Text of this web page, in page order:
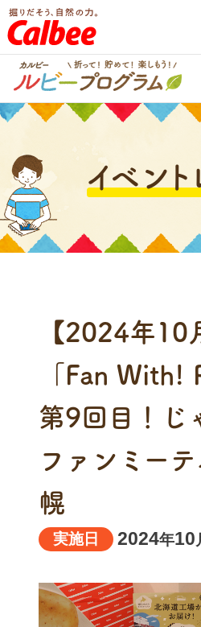
イベント
【2024年10
「Fan With!
第9回目！じ
ファンミー
幌
実施日 2024年10